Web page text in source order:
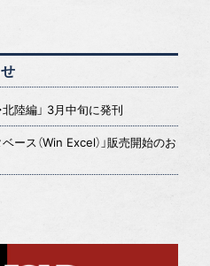
北陸編」 3月中旬に発刊
ース（Win Excel）」販売開始のお